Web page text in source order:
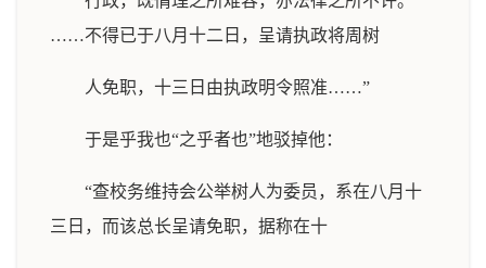
……不得已于八月十二日，呈请执政将周树
人免职，十三日由执政明令照准……”
于是乎我也“之乎者也”地驳掉他：
“查校务维持会公举树人为委员，系在八月十
三日，而该总长呈请免职，据称在十